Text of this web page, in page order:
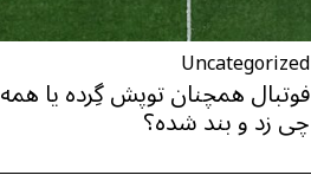
Uncategorized
فوتبال همچنان توپش گِرده یا همه
چی زد و بند شده؟